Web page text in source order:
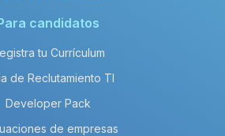
candidatos
tu Currículum
de Reclutamiento TI
Developer Pack
de empresas